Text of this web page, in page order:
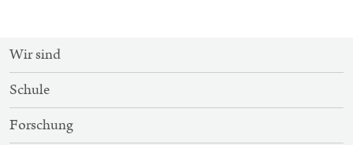
SITEMAP-
NAVIGATION
Wir sind
Schule
Forschung